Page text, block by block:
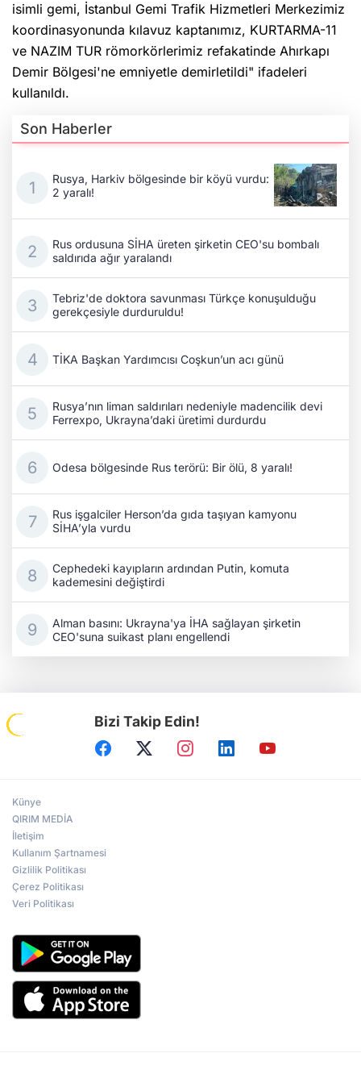
isimli gemi, İstanbul Gemi Trafik Hizmetleri Merkezimiz
koordinasyonunda kılavuz kaptanımız, KURTARMA-11
ve NAZIM TUR römorkörlerimiz refakatinde Ahırkapı
Demir Bölgesi'ne emniyetle demirletildi" ifadeleri
kullanıldı.
Son Haberler
Rusya, Harkiv bölgesinde bir köyü vurdu:
2 yaralı!
Rus ordusuna SİHA üreten şirketin CEO'su bombalı
saldırıda ağır yaralandı
Tebriz'de doktora savunması Türkçe konuşulduğu
gerekçesiyle durduruldu!
TİKA Başkan Yardımcısı Coşkun’un acı günü
Rusya’nın liman saldırıları nedeniyle madencilik devi
Ferrexpo, Ukrayna’daki üretimi durdurdu
Odesa bölgesinde Rus terörü: Bir ölü, 8 yaralı!
Rus işgalciler Herson’da gıda taşıyan kamyonu
SİHA’yla vurdu
Cephedeki kayıpların ardından Putin, komuta
kademesini değiştirdi
Alman basını: Ukrayna'ya İHA sağlayan şirketin
CEO'suna suikast planı engellendi
Bizi Takip Edin!
Künye
QIRIM MEDİA
İletişim
Kullanım Şartnamesi
Gizlilik Politikası
Çerez Politikası
Veri Politikası